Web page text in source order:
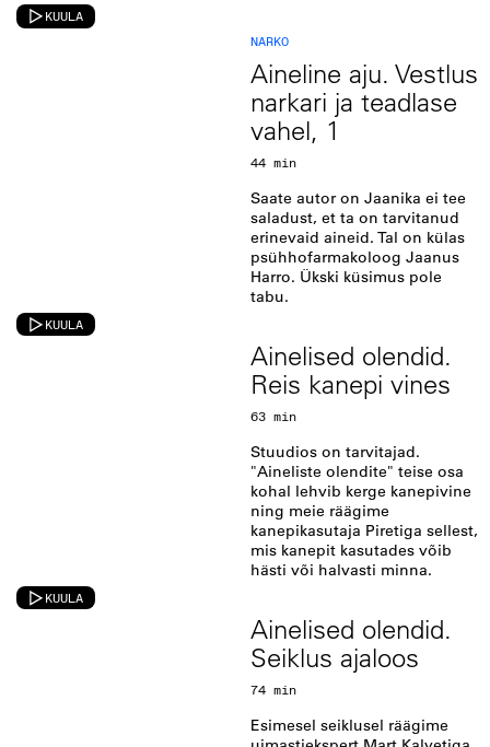
KUULA
NARKO
Aineline aju. Vestlus
narkari ja teadlase
vahel, 1
44 min
Saate autor on Jaanika ei tee
saladust, et ta on tarvitanud
erinevaid aineid. Tal on külas
psühhofarmakoloog Jaanus
Harro. Ükski küsimus pole
tabu.
KUULA
Ainelised olendid.
Reis kanepi vines
63 min
Stuudios on tarvitajad.
"Aineliste olendite" teise osa
kohal lehvib kerge kanepivine
ning meie räägime
kanepikasutaja Piretiga sellest,
mis kanepit kasutades võib
hästi või halvasti minna.
KUULA
Ainelised olendid.
Seiklus ajaloos
74 min
Esimesel seiklusel räägime